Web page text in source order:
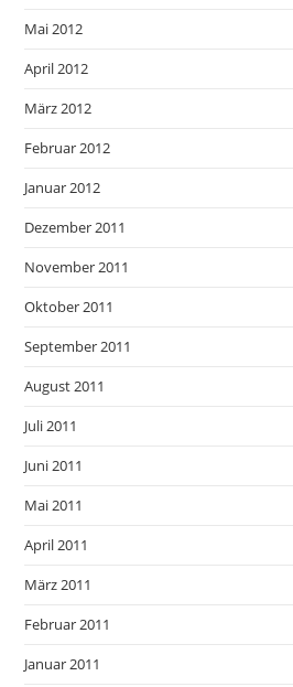
Mai 2012
April 2012
März 2012
Februar 2012
Januar 2012
Dezember 2011
November 2011
Oktober 2011
September 2011
August 2011
Juli 2011
Juni 2011
Mai 2011
April 2011
März 2011
Februar 2011
Januar 2011